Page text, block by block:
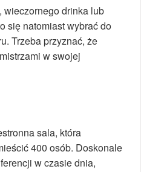
wieczornego drinka lub
się natomiast wybrać do
Trzeba przyznać, że
w swojej
sala, która
400 osób. Doskonale
w czasie dnia,